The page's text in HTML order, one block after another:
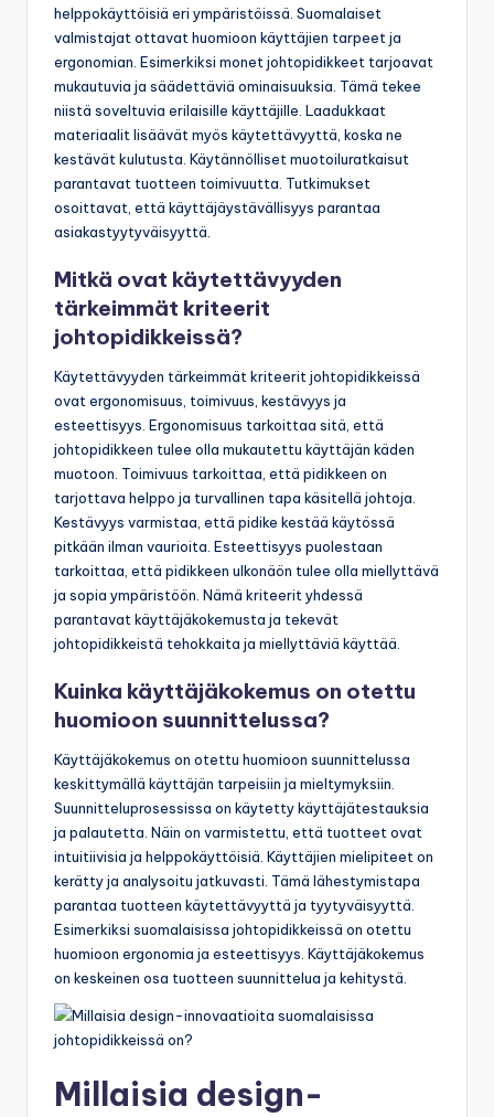
helppokäyttöisiä eri ympäristöissä. Suomalaiset
valmistajat ottavat huomioon käyttäjien tarpeet ja
ergonomian. Esimerkiksi monet johtopidikkeet tarjoavat
mukautuvia ja säädettäviä ominaisuuksia. Tämä tekee
niistä soveltuvia erilaisille käyttäjille. Laadukkaat
materiaalit lisäävät myös käytettävyyttä, koska ne
kestävät kulutusta. Käytännölliset muotoiluratkaisut
parantavat tuotteen toimivuutta. Tutkimukset
osoittavat, että käyttäjäystävällisyys parantaa
asiakastyytyväisyyttä.
Mitkä ovat käytettävyyden
tärkeimmät kriteerit
johtopidikkeissä?
Käytettävyyden tärkeimmät kriteerit johtopidikkeissä
ovat ergonomisuus, toimivuus, kestävyys ja
esteettisyys. Ergonomisuus tarkoittaa sitä, että
johtopidikkeen tulee olla mukautettu käyttäjän käden
muotoon. Toimivuus tarkoittaa, että pidikkeen on
tarjottava helppo ja turvallinen tapa käsitellä johtoja.
Kestävyys varmistaa, että pidike kestää käytössä
pitkään ilman vaurioita. Esteettisyys puolestaan
tarkoittaa, että pidikkeen ulkonäön tulee olla miellyttävä
ja sopia ympäristöön. Nämä kriteerit yhdessä
parantavat käyttäjäkokemusta ja tekevät
johtopidikkeistä tehokkaita ja miellyttäviä käyttää.
Kuinka käyttäjäkokemus on otettu
huomioon suunnittelussa?
Käyttäjäkokemus on otettu huomioon suunnittelussa
keskittymällä käyttäjän tarpeisiin ja mieltymyksiin.
Suunnitteluprosessissa on käytetty käyttäjätestauksia
ja palautetta. Näin on varmistettu, että tuotteet ovat
intuitiivisia ja helppokäyttöisiä. Käyttäjien mielipiteet on
kerätty ja analysoitu jatkuvasti. Tämä lähestymistapa
parantaa tuotteen käytettävyyttä ja tyytyväisyyttä.
Esimerkiksi suomalaisissa johtopidikkeissä on otettu
huomioon ergonomia ja esteettisyys. Käyttäjäkokemus
on keskeinen osa tuotteen suunnittelua ja kehitystä.
Millaisia design-